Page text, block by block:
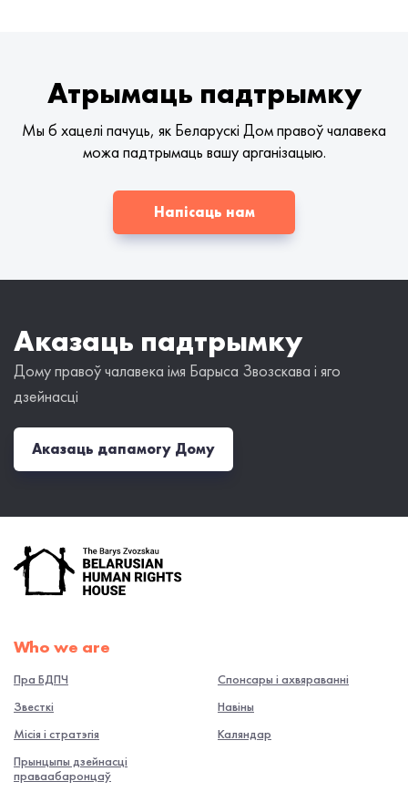
Атрымаць падтрымку
Мы б хацелі пачуць, як Беларускі Дом правоў чалавека
можа падтрымаць вашу арганізацыю.
Напісаць нам
Аказаць падтрымку
Дому правоў чалавека імя Барыса Звозскава і яго
дзейнасці
Аказаць дапамогу Дому
Who we are
Пра БДПЧ
Звесткі
Місія і стратэгія
Прынцыпы дзейнасці
праваабаронцаў
Спонсары і ахвяраванні
Навiны
Каляндар